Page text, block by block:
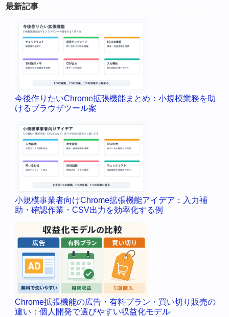
最新記事
今後作りたいChrome拡張機能まとめ：小規模業務を助
けるブラウザツール案
小規模事業者向けChrome拡張機能アイデア：入力補
助・確認作業・CSV出力を効率化する例
Chrome拡張機能の広告・有料プラン・買い切り販売の
違い：個人開発で選びやすい収益化モデル